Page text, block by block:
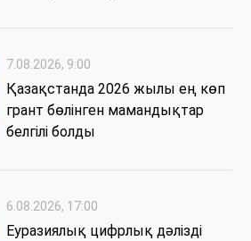
7.08.2026, 9:00
Қазақстанда 2026 жылы ең көп
грант бөлінген мамандықтар
белгілі болды
6.08.2026, 17:00
Еуразиялық цифрлық дәлізді